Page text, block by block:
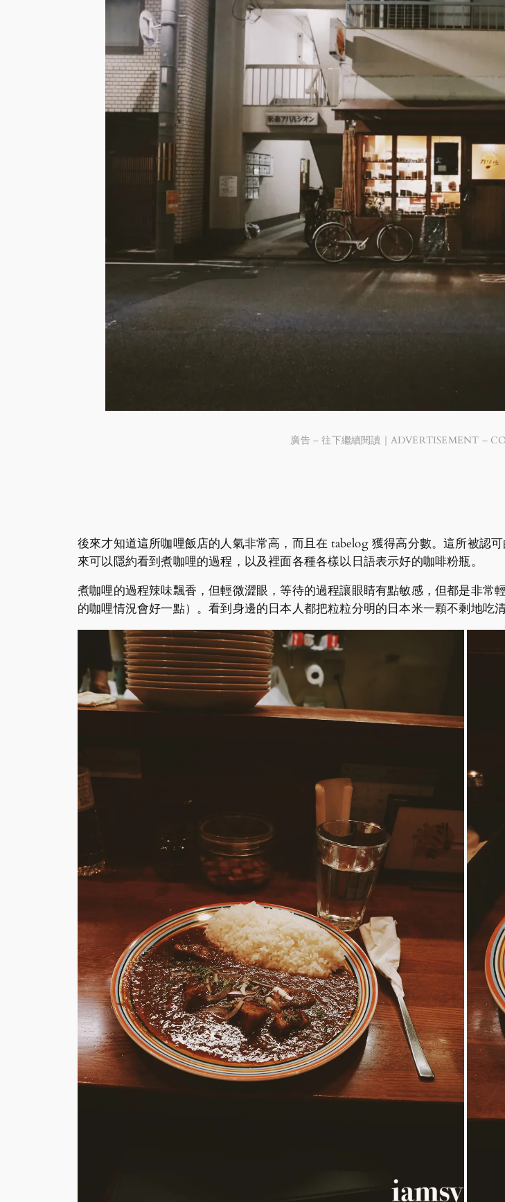
廣告 – 往下繼續閱讀｜ADVERTISEMENT –
後來才知道這所咖哩飯店的人氣非常高，而且在 tabelog 獲得高分數。這所被認
來可以隱約看到煮咖哩的過程，以及裡面各種各樣以日語表示好的咖啡粉瓶。
煮咖哩的過程辣味飄香，但輕微澀眼，等待的過程讓眼睛有點敏感，但都是非常
的咖哩情況會好一點）。看到身邊的日本人都把粒粒分明的日本米一顆不剩地吃